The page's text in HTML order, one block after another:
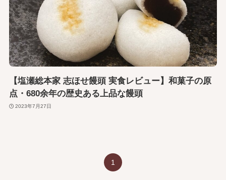
【塩瀬総本家 志ほせ饅頭 実食レビュー】和菓子の原
点・680余年の歴史ある上品な饅頭
2023年7月27日
1